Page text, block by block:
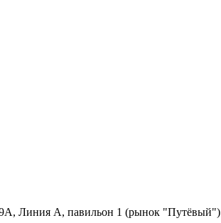
Линия А, павильон 1 (рынок "Путёвый")